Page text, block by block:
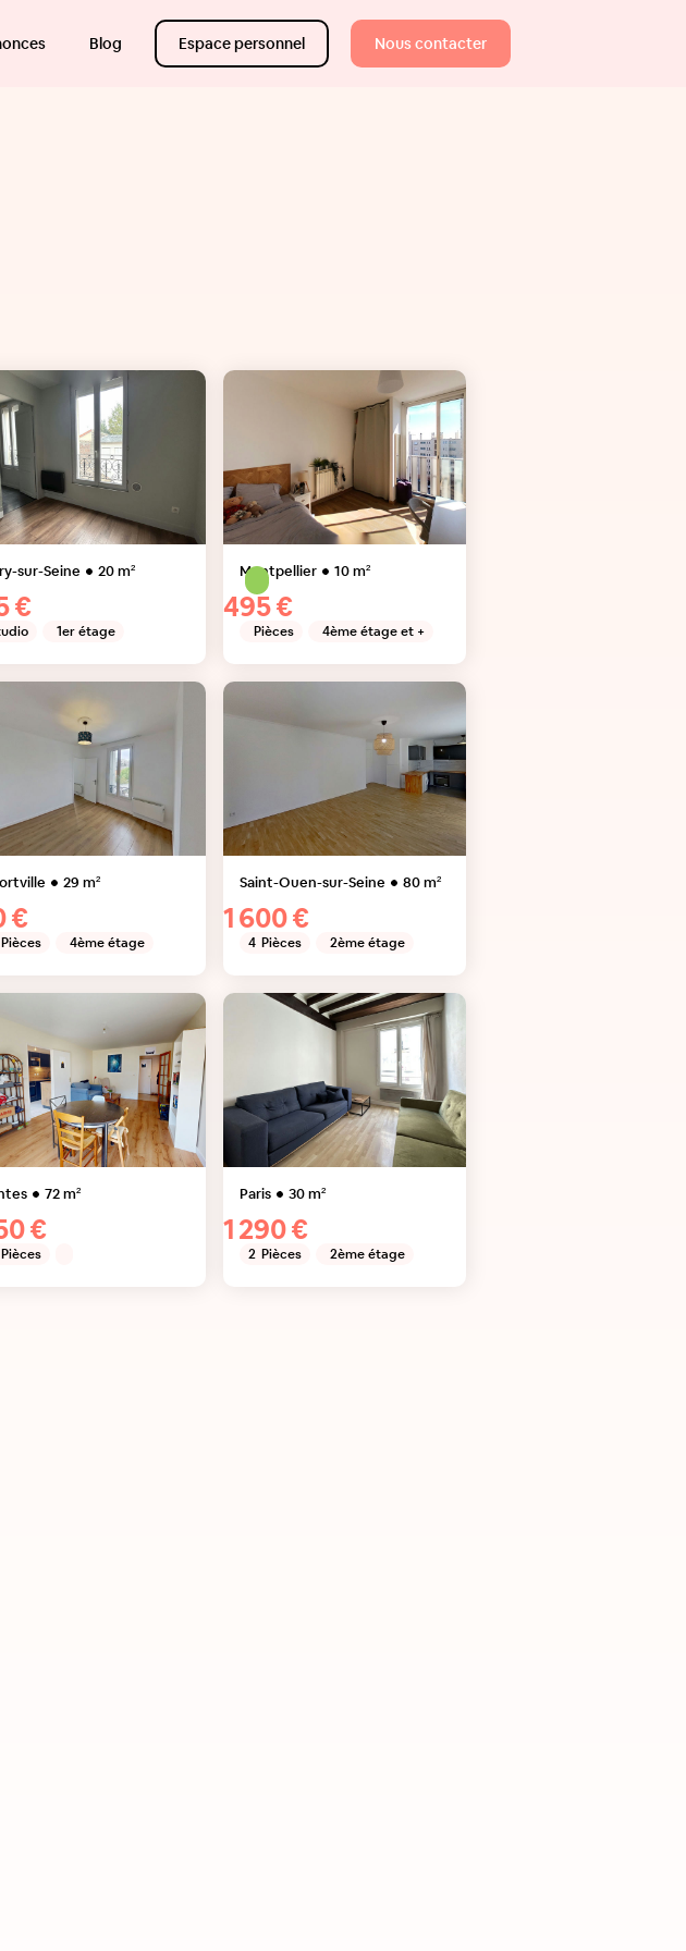
Blog Espace personnel Nous contacter
sur-Seine 20m²
€
1er étage
Montpellier 10m²
495 €
Pièces 4ème étage et +
29 m²
€
Pièces 4ème étage
Saint-Ouen-sur-Seine 80m²
1 600 €
4 Pièces 2ème étage
72m²
€
Pièces
Paris 30m²
1 290 €
2 Pièces 2ème étage